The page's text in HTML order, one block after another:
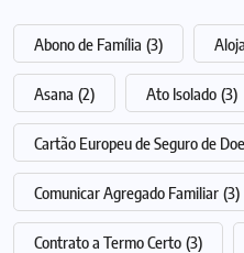
Abono de Família (3)
Asana (2) Ato Isolado (3)
Cartão Europeu de Seguro de
Comunicar Agregado Familiar (3)
Contrato a Termo Certo (3)